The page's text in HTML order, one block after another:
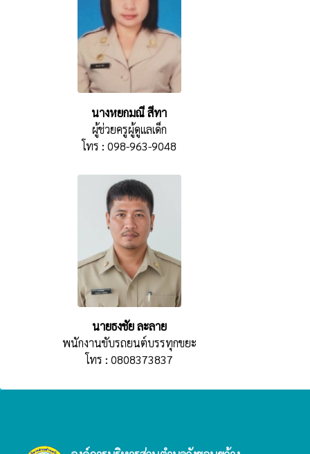
นางหยกมณี สีทา
ผู้ช่วยครูผู้ดูแลเด็ก
โทร : 098-963-9048
นายธงชัย ละลาย
พนักงานขับรถยนต์บรรทุกขยะ
โทร : 0808373837